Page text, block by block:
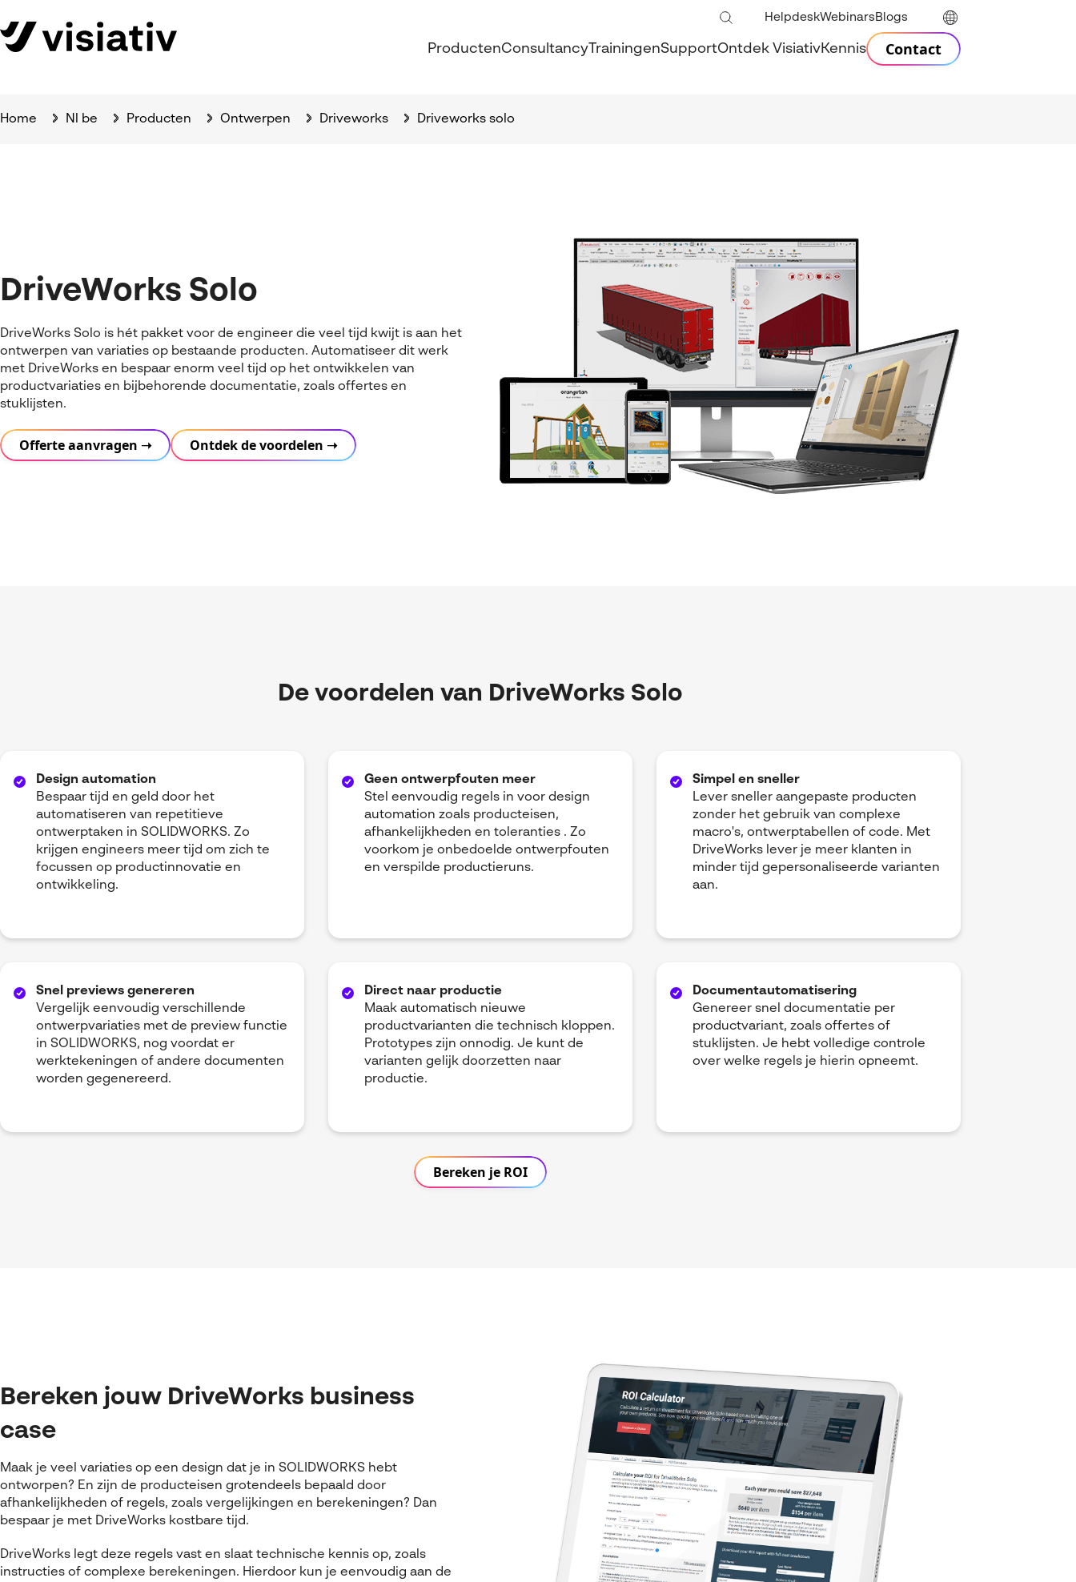
HelpdeskWebinars Blogs
ProductenConsultancyTrainingenSupportOntdek VisiativKennis Contact
Home Nl be Producten Ontwerpen Driveworks Driveworks solo
DriveWorks Solo
DriveWorks Solo is hét pakket voor de engineer die veel tijd kwijt is aan het
ontwerpen van variaties op bestaande producten. Automatiseer dit werk
met DriveWorks en bespaar enorm veel tijd op het ontwikkelen van
productvariaties en bijbehorende documentatie, zoals offertes en
stuklijsten.
Offerte aanvragen ➝ Ontdek de voordelen ➝
De voordelen van DriveWorks Solo
Design automation
Bespaar tijd en geld door het
automatiseren van repetitieve
ontwerptaken in SOLIDWORKS. Zo
krijgen engineers meer tijd om zich te
focussen op productinnovatie en
ontwikkeling.
Geen ontwerpfouten meer
Stel eenvoudig regels in voor design
automation zoals producteisen,
afhankelijkheden en toleranties . Zo
voorkom je onbedoelde ontwerpfouten
en verspilde productieruns.
Simpel en sneller
Lever sneller aangepaste producten
zonder het gebruik van complexe
macro's, ontwerptabellen of code. Met
DriveWorks lever je meer klanten in
minder tijd gepersonaliseerde varianten
aan.
Snel previews genereren
Vergelijk eenvoudig verschillende
ontwerpvariaties met de preview functie
in SOLIDWORKS, nog voordat er
werktekeningen of andere documenten
worden gegenereerd.
Direct naar productie
Maak automatisch nieuwe
productvarianten die technisch kloppen.
Prototypes zijn onnodig. Je kunt de
varianten gelijk doorzetten naar
productie.
Documentautomatisering
Genereer snel documentatie per
productvariant, zoals offertes of
stuklijsten. Je hebt volledige controle
over welke regels je hierin opneemt.
Bereken je ROI
Bereken jouw DriveWorks business
case
Maak je veel variaties op een design dat je in SOLIDWORKS hebt
ontworpen? En zijn de producteisen grotendeels bepaald door
afhankelijkheden of regels, zoals vergelijkingen en berekeningen? Dan
bespaar je met DriveWorks kostbare tijd.
DriveWorks legt deze regels vast en slaat technische kennis op, zoals
instructies of complexe berekeningen. Hierdoor kun je eenvoudig aan de